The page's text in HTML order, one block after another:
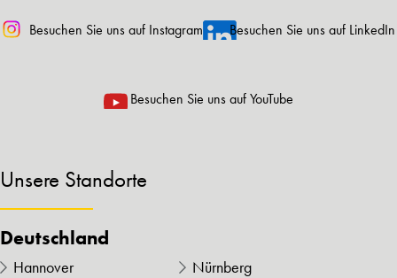
Besuchen Sie uns auf Instagram Besuchen Sie uns auf LinkedIn
Besuchen Sie uns auf YouTube
Unsere Standorte
Deutschland
Hannover
Nürnberg